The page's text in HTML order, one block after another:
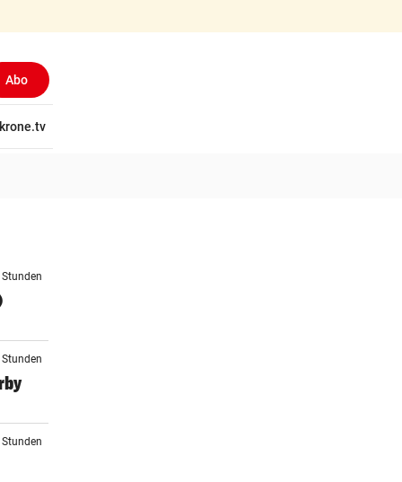
Abo
krone.tv